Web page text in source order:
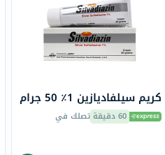
كريم سيلفاديازين 1٪ 50 جرام
60 دقيقة تصلك في